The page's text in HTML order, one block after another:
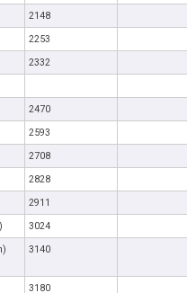
2148
2253
2332
2470
2593
2708
2828
2911
3024
3140
3180